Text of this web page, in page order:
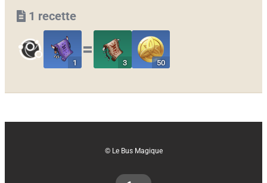
1 recette
1
〓
3 50
© Le Bus Magique